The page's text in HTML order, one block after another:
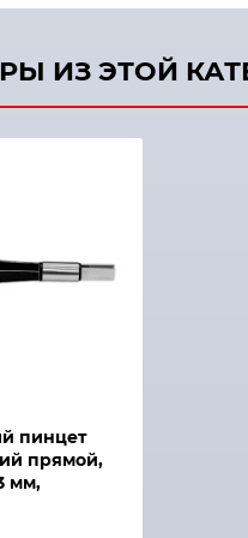
ИЗ ЭТОЙ
пинцет
прямой,
мм,